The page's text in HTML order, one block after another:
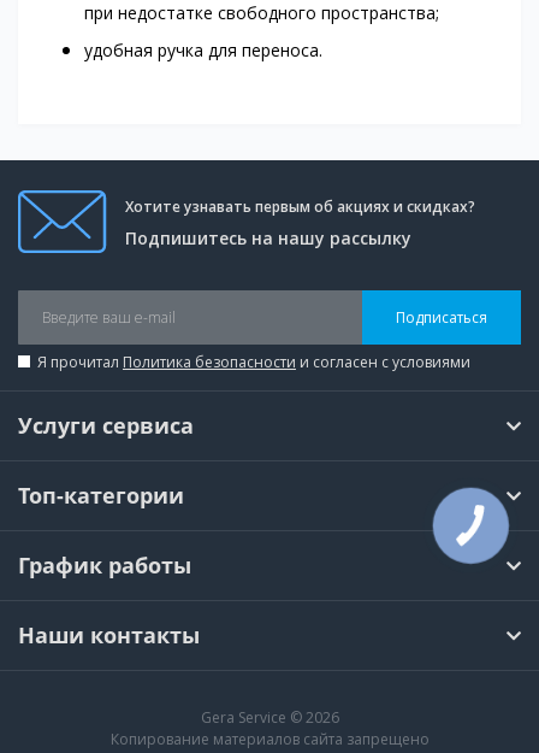
при недостатке свободного пространства;
удобная ручка для переноса.
Хотите узнавать первым об акциях и скидках?
Подпишитесь на нашу рассылку
Подписаться
Я прочитал Политика безопасности и согласен с условиями
Услуги сервиса
Топ-категории
График работы
Наши контакты
Gera Service © 2026
Копирование материалов сайта запрещено
КНОПКА
СВЯЗИ